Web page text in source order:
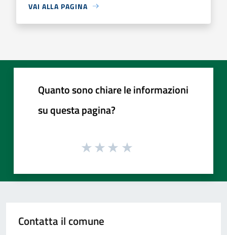
VAI ALLA PAGINA
Quanto sono chiare le informazioni
su questa pagina?
Contatta il comune